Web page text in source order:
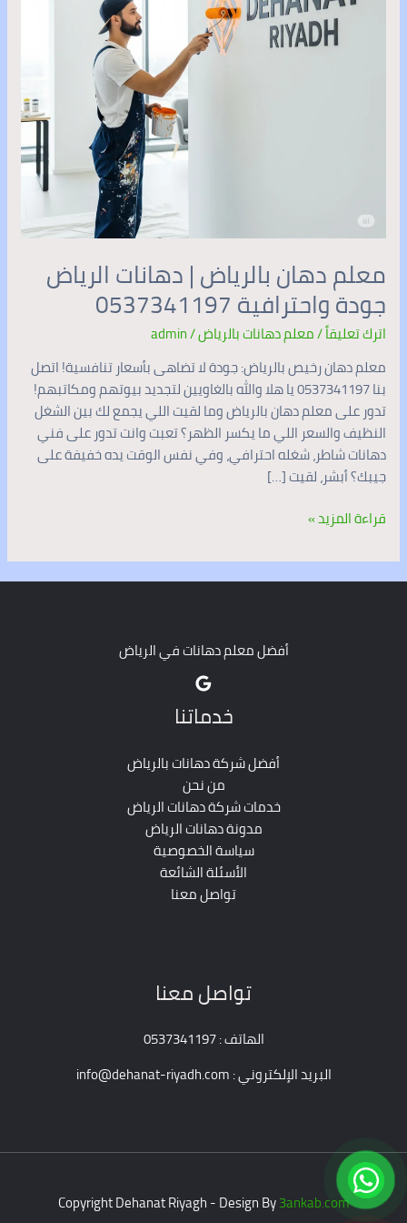
معلم دهان بالرياض | دهانات الرياض
جودة واحترافية 0537341197
اترك تعليقاً/معلم دهانات بالرياض/
admin
معلم دهان رخيص بالرياض: جودة لا تضاهى بأسعار تنافسية! اتصل
بنا 0537341197 يا هلا والله بالغاويين لتجديد بيوتهم ومكاتبهم!
تدور على معلم دهان بالرياض وما لقيت اللي يجمع لك بين الشغل
النظيف والسعر اللي ما يكسر الظهر؟ تعبت وانت تدور على فني
دهانات شاطر، شغله احترافي، وفي نفس الوقت يده خفيفة على
جيبك؟ أبشر، لقيت […]
واحترافية
قراءة المزيد »
أفضل معلم دهانات في الرياض
خدماتنا
أفضل شركة دهانات بالرياض
من نحن
خدمات شركة دهانات الرياض
مدونة دهانات الرياض
سياسة الخصوصية
الأسئلة الشائعة
تواصل معنا
تواصل معنا
الهاتف : 0537341197
البريد الإلكتروني : info@dehanat-riyadh.com
Copyright Dehanat Riyagh - Design By3ankab.com